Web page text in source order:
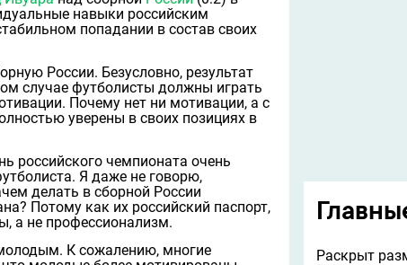
навыки российским
попадании в состав своих
России. Безусловно, результат
случае футболисты должны играть
Почему нет ни мотивации, а с
уверены в своих позициях в
российского чемпионата очень
Я даже не говорю,
делать в сборной России
Потому как их российский паспорт,
а не профессионализм.
К сожалению, многие
Раскрыт